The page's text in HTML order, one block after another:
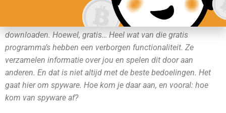
Op het internet kun je tal van leuke, grappige en spannende
programmaatjes vinden, die je vaak gewoon gratis kunt
downloaden. Hoewel, gratis… Heel wat van die gratis
programma’s hebben een verborgen functionaliteit. Ze
verzamelen informatie over jou en spelen dit door aan
anderen. En dat is niet altijd met de beste bedoelingen. Het
gaat hier om spyware. Hoe kom je daar aan, en vooral: hoe
kom van spyware af?